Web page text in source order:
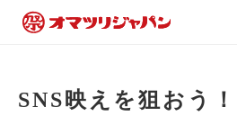
SNS映えを狙おう